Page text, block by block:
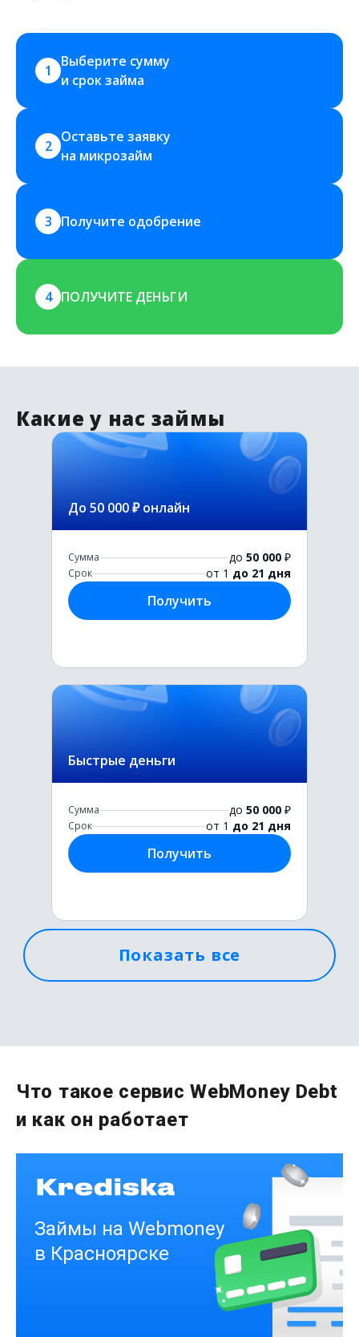
1
Выберите сумму
и срок займа
2
Оставьте заявку
на микрозайм
3 Получите одобрение
4 ПОЛУЧИТЕ ДЕНЬГИ
Какие у нас займы
До 50 000 ₽ онлайн
Сумма до 50 000 ₽
Срок от 1 до 21 дня
Получить
Быстрые деньги
Сумма до 50 000 ₽
Срок от 1 до 21 дня
Получить
Деньги на здоровье
до ₽
до 21 дня
Показать все
Что такое сервис WebMoney Debt
и как он работает